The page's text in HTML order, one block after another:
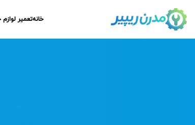
خانهتعمیر